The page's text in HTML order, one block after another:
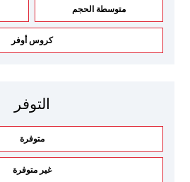
متوسطة الحجم
كروس أوفر
التوفر
متوفرة
غير متوفرة